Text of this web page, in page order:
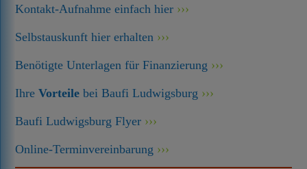
Kontakt-Aufnahme einfach hier
Selbstauskunft hier erhalten
Benötigte Unterlagen für Finanzierung
IhreVorteile bei Baufi Ludwigsburg
Baufi Ludwigsburg Flyer
Online-Terminvereinbarung